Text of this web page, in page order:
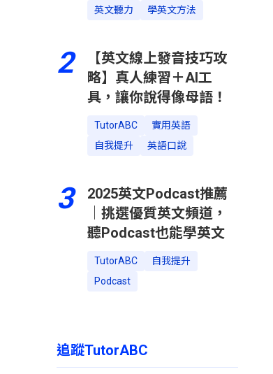
英文聽力
學英文方法
2
【英文線上發音技巧攻
略】真人練習＋AI工
具，讓你說得像母語！
TutorABC
實用英語
自我提升
英語口說
3
2025英文Podcast推薦
｜挑選優質英文頻道，
聽Podcast也能學英文
TutorABC
自我提升
Podcast
追蹤TutorABC